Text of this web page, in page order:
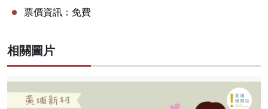
票價資訊： 免費
相關圖片